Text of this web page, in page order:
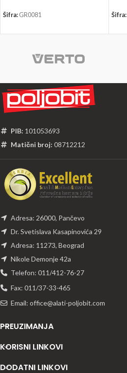
Šifra: GR0081 Šifra:
PIB: 101053693
Matični broj: 08712212
Adresa: 26000, Pančevo
Dr. Svetislava Kasapinovića 29
Adresa: 11273, Beograd
Nikole Demonje 42a
Telefon: 011/412-76-27
Fax: 011/37-33-465
Email: office@alati-poljobit.com
PREUZIMANJA
KORISNI LINKOVI
DODATNI LINKOVI